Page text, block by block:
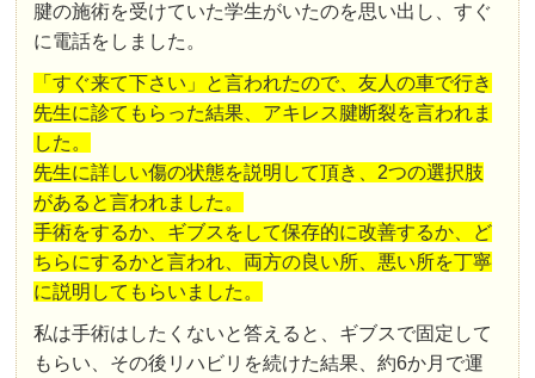
腱の施術を受けていた学生がいたのを思い出し、すぐ
に電話をしました。
「すぐ来て下さい」と言われたので、友人の車で行き
先生に診てもらった結果、アキレス腱断裂を言われま
した。
先生に詳しい傷の状態を説明して頂き、2つの選択肢
があると言われました。
手術をするか、ギブスをして保存的に改善するか、ど
ちらにするかと言われ、両方の良い所、悪い所を丁寧
に説明してもらいました。
私は手術はしたくないと答えると、ギブスで固定して
もらい、その後リハビリを続けた結果、約6か月で運